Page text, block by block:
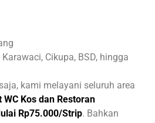
Cikupa, BSD, hingga
kami melayani seluruh area
WC Kos dan Restoran
Rp75.000/Strip. Bahkan